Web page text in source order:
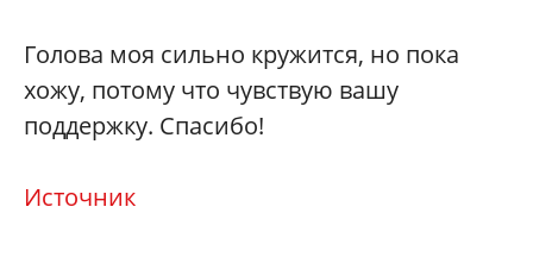
Голова моя сильно кружится, но пока
хожу, потому что чувствую вашу
поддержку. Спасибо!
Источник